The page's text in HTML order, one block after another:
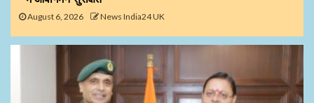
August 6, 2026 News India24 UK